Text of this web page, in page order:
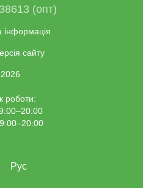
(опт)
інформація
сайту
роботи:
Рус